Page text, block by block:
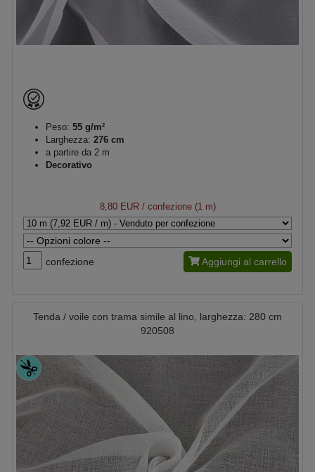
Peso: 55 g/m²
Larghezza: 276 cm
a partire da 2 m
Decorativo
8,80 EUR/ confezione (1 m)
confezione Aggiungi al carrello
Tenda / voile con trama simile al lino, larghezza: 280 cm
920508